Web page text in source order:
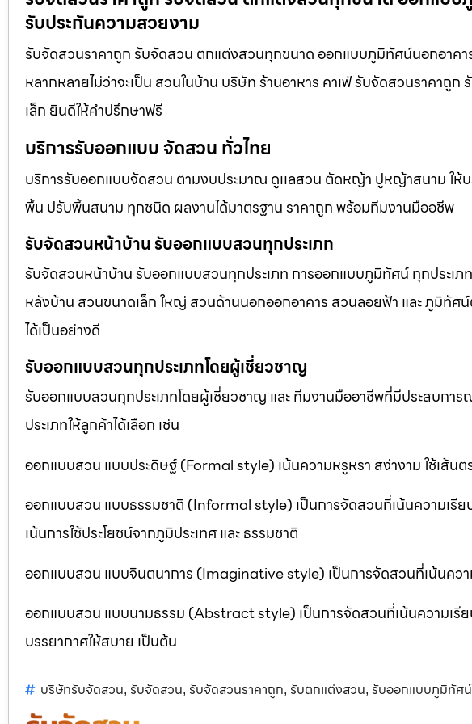
รับประกันความสวยงาม
รับจัดสวนราคาถูก รับจัดสวน ตกแต่งสวนทุกขนาด ออกแบบภูมิทัศน์นอกอาค
หลากหลายไม่ว่าจะเป็น สวนในบ้าน บริษัท ร้านอาหาร คาเฟ่ รับจัดสวนราคา
เล็ก ยินดีให้คำปรึกษาฟรี
บริการรับออกแบบ จัดสวน ทั่วไทย
บริการรับออกแบบจัดสวน ตามงบประมาณ ดูเเลสวน ตัดหญ้า ปูหญ้าสนาม ใ
พื้น ปรับพื้นสนาม ทุกชนิด ผลงานได้มาตรฐาน ราคาถูก พร้อมทีมงานมืออชีพ
รับจัดสวนหน้าบ้าน รับออกแบบสวนทุกประเภท
รับจัดสวนหน้าบ้าน รับออกแบบสวนทุกประเภท การออกแบบภูมิทัศน์ ทุกประเภ
หลังบ้าน สวนขนาดเล็ก ใหญ่ สวนด้านนอกออกอาคาร สวนลอยฟ้า และ ภูมิทั
ได้เป็นอย่างดี
รับออกแบบสวนทุกประเภทโดยผู้เชี่ยวชาญ
รับออกแบบสวนทุกประเภทโดยผู้เชี่ยวชาญ และ ทีมงานมืออาชีพที่มีประสบก
ประเภทให้ลูกค้าได้เลือก เช่น
ออกแบบสวน แบบประดิษฐ์ (Formal style) เน้นความหรูหรา สง่างาม ใช้เส้น
ออกแบบสวน แบบธรรมชาติ (Informal style) เป็นการจัดสวนที่เน้นความเรี
เน้นการใช้ประโยชน์จากภูมิประเทศ และ ธรรมชาติ
ออกแบบสวน แบบจินตนาการ (Imaginative style) เป็นการจัดสวนที่เน้นควา
ออกแบบสวน แบบนามธรรม (Abstract style) เป็นการจัดสวนที่เน้นความเรียบ
บรรยากาศให้สบาย เป็นต้น
บริษัทรับจัดสวน, รับจัดสวน, รับจัดสวนราคาถูก, รับตกแต่งสวน, รับออกแบบภูมิทัศน์